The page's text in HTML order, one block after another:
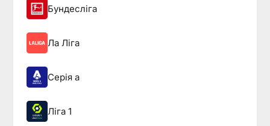
Бундесліга
Ла Ліга
Серія а
Ліга 1